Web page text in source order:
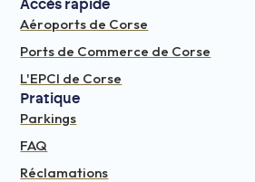
Accès rapide
Aéroports de Corse
Ports de Commerce de Corse
L'EPCI de Corse
Pratique
Parkings
FAQ
Réclamations